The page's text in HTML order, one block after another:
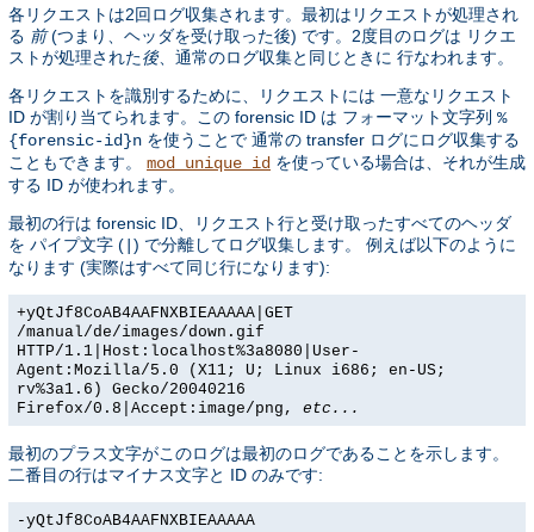
各リクエストは2回ログ収集されます。最初はリクエストが処理され
る 前(つまり、ヘッダを受け取った後) です。2度目のログは リクエ
ストが処理された後、通常のログ収集と同じときに 行なわれます。
各リクエストを識別するために、リクエストには 一意なリクエスト
ID が割り当てられます。この forensic ID は フォーマット文字列 %
{forensic-id}n を使うことで 通常の transfer ログにログ収集する
こともできます。 mod_unique_id を使っている場合は、それが生成
する ID が使われます。
最初の行は forensic ID、リクエスト行と受け取ったすべてのヘッダ
を パイプ文字 ( ) で分離してログ収集します。 例えば以下のように
なります (実際はすべて同じ行になります):
+yQtJf8CoAB4AAFNXBIEAAAAA|GET
/manual/de/images/down.gif
HTTP/1.1|Host:localhost%3a8080|User-
Agent:Mozilla/5.0 (X11; U; Linux i686; en-US;
rv%3a1.6) Gecko/20040216
Firefox/0.8|Accept:image/png, etc...
最初のプラス文字がこのログは最初のログであることを示します。
二番目の行はマイナス文字と ID のみです:
-yQtJf8CoAB4AAFNXBIEAAAAA